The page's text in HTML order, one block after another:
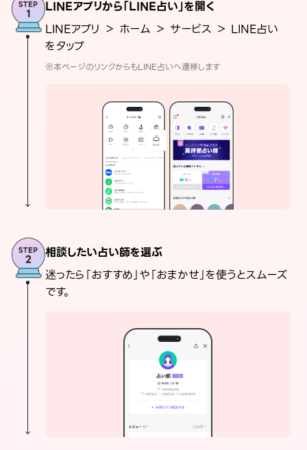
LINEアプリから「LINE占い」を開く
LINEアプリ ＞ ホーム ＞ サービス ＞ LINE占い
をタップ
※本ページのリンクからもLINE占いへ遷移します
相談したい占い師を選ぶ
迷ったら「おすすめ」や「おまかせ」を使うとスムーズ
です。